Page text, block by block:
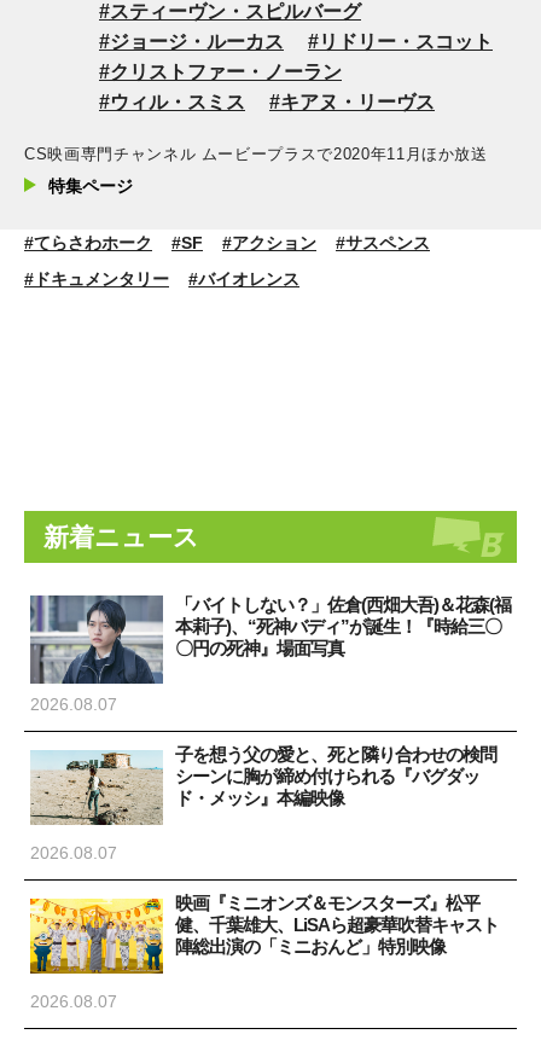
スティーヴン・スピルバーグ
ジョージ・ルーカス
リドリー・スコット
クリストファー・ノーラン
ウィル・スミス
キアヌ・リーヴス
CS映画専門チャンネル ムービープラスで2020年11月ほか放送
特集ページ
#てらさわホーク #SF #アクション
#サスペンス
#ドキュメンタリー
#バイオレンス
新着ニュース
「バイトしない？」佐倉(西畑大吾)＆花森(福
本莉子)、“死神バディ”が誕生！『時給三〇
〇円の死神』場面写真
2026.08.07
子を想う父の愛と、死と隣り合わせの検問
シーンに胸が締め付けられる『バグダッ
ド・メッシ』本編映像
2026.08.07
映画『ミニオンズ＆モンスターズ』松平
健、千葉雄大、LiSAら超豪華吹替キャスト
陣総出演の「ミニおんど」特別映像
2026.08.07